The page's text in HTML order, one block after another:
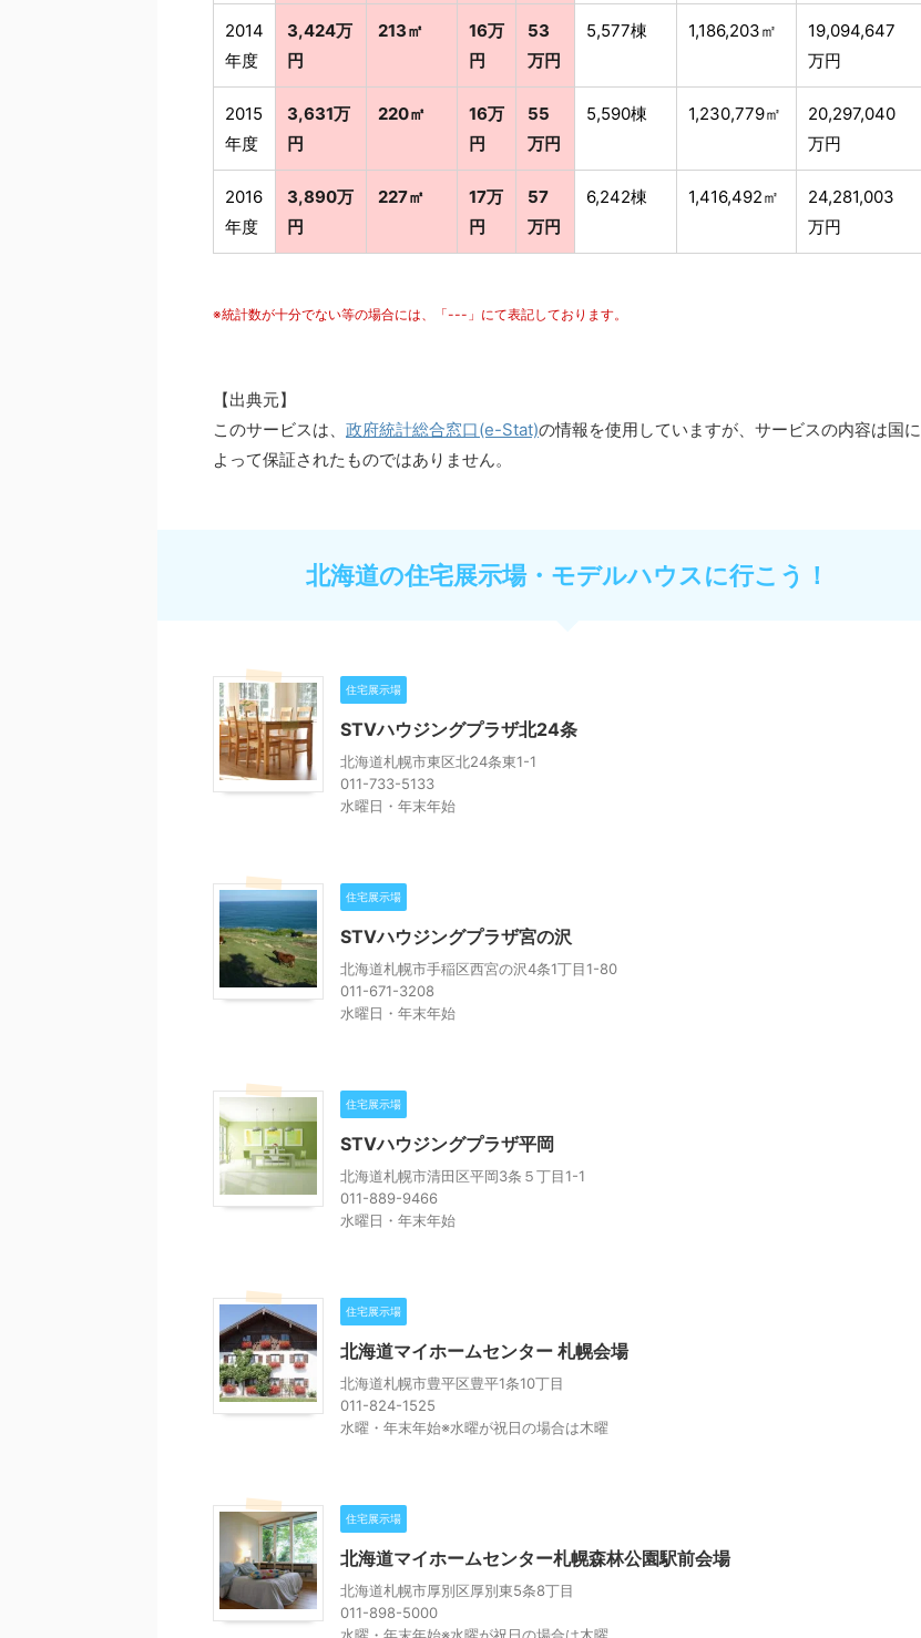
2014
年度
3,424万
円
213㎡
16万
円
53
万円
5,577棟 1,186,203㎡
19,094,647
万円
2015
年度
3,631万
円
220㎡
16万
円
55
万円
5,590棟 1,230,779㎡
20,297,040
万円
2016
年度
3,890万
円
227㎡
17万
円
57
万円
6,242棟 1,416,492㎡
24,281,003
万円
※統計数が十分でない等の場合には、「---」にて表記しております。
【出典元】
このサービスは、 政府統計総合窓口(e-Stat)の情報を使用していますが、サービスの内容は国に
よって保証されたものではありません。
北海道の住宅展示場・モデルハウスに行こう！
住宅展示場
STVハウジングプラザ北24条
北海道札幌市東区北24条東1-1
011-733-5133
水曜日・年末年始
住宅展示場
STVハウジングプラザ宮の沢
北海道札幌市手稲区西宮の沢4条1丁目1-80
011-671-3208
水曜日・年末年始
住宅展示場
STVハウジングプラザ平岡
北海道札幌市清田区平岡3条５丁目1-1
011-889-9466
水曜日・年末年始
住宅展示場
北海道マイホームセンター 札幌会場
北海道札幌市豊平区豊平1条10丁目
011-824-1525
水曜・年末年始※水曜が祝日の場合は木曜
住宅展示場
北海道マイホームセンター札幌森林公園駅前会場
北海道札幌市厚別区厚別東5条8丁目
011-898-5000